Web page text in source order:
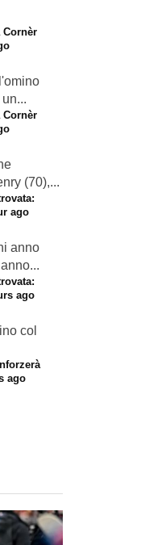
Cornèr
Cornèr
(70),...
ago
anno
ago
col
ago